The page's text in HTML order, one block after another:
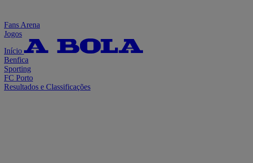
Fans Arena
Jogos
Início
Benfica
Sporting
FC Porto
Resultados e Classificações